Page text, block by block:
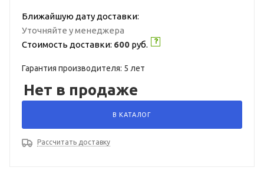
Ближайшую дату доставки:
Уточняйте у менеджера
Стоимость доставки: 600 руб.
Гарантия производителя: 5 лет
Нет в продаже
В КАТАЛОГ
Рассчитать доставку